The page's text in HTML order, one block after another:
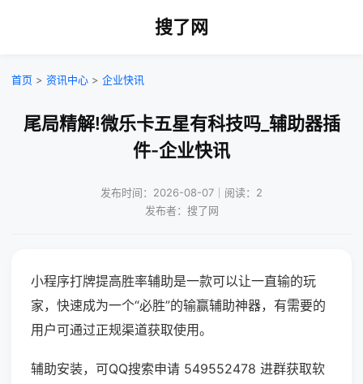
搜了网
首页 > 资讯中心 > 企业快讯
尾局精解!微乐卡五星有科技吗_辅助器插
件-企业快讯
发布时间：2026-08-07｜阅读：2
发布者：搜了网
小程序打牌提高胜率辅助是一款可以让一直输的玩
家，快速成为一个“必胜”的输赢辅助神器，有需要的
用户可通过正规渠道获取使用。
辅助安装，可QQ搜索申请 549552478 进群获取软